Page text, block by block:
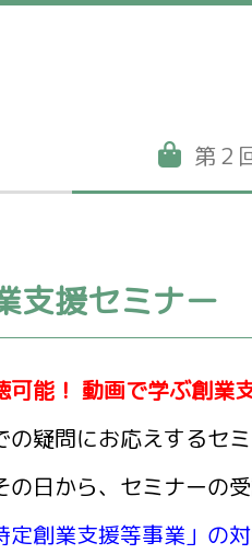
第２
支援セミナー
可能！ 動画で学ぶ創業
疑問にお応えするセ
日から、セミナーの受
創業支援等事業」の対